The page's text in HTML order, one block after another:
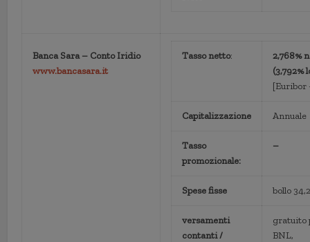
Banca Sara – Conto Iridio
www.bancasara.it
Tasso netto:
2,768%
(3,792%
[Euribor
Capitalizzazione Annuale
Tasso
promozionale:
–
Spese fisse bollo
versamenti
contanti /
gratuito
BNL,